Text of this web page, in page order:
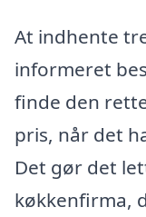
At indhente
informeret
finde den
pris, når det
Det gør det
køkkenfirma,